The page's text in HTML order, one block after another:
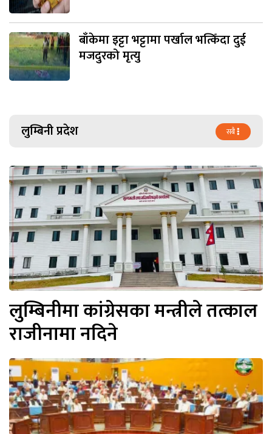
बाँकेमा इट्टा भट्टामा पर्खाल भत्किँदा दुई
मजदुरको मृत्यु
लुम्बिनी प्रदेश सबै
लुम्बिनीमा कांग्रेसका मन्त्रीले तत्काल
राजीनामा नदिने